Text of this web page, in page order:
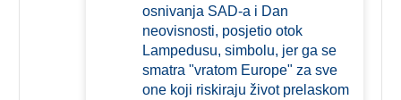
osnivanja SAD-a i Dan
neovisnosti, posjetio otok
Lampedusu, simbolu, jer ga se
smatra "vratom Europe" za sve
one koji riskiraju život prelaskom